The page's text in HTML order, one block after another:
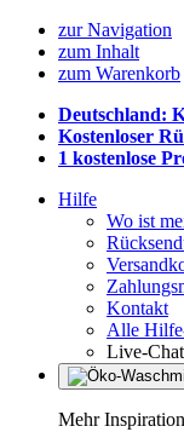
zur Navigation
zum Inhalt
zum Warenkorb
Deutschland:
Kostenloser
1 kostenlose
Hilfe
Wo ist
Kontakt
Alle
Live-Chat
Mehr Inspiration